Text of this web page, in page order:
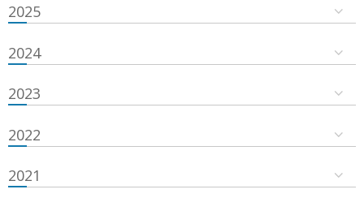
2025
2024
2023
2022
2021